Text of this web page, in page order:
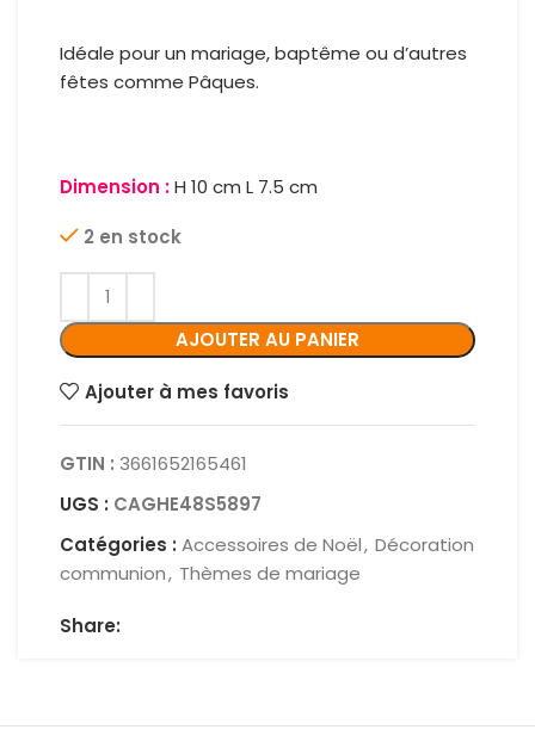
Idéale pour un mariage, baptême ou d’autres
fêtes comme Pâques.
Dimension :H 10 cm L 7.5 cm
2 en stock
AJOUTER AU PANIER
Ajouter à mes favoris
GTIN : 3661652165461
UGS : CAGHE48S5897
Catégories : Accessoires de Noël, Décoration
communion, Thèmes de mariage
Share: